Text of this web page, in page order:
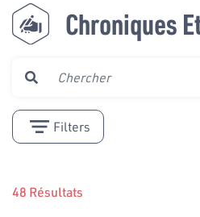
Chroniques
Filters
48 Résultats